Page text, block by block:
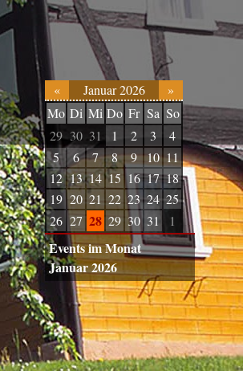
« Januar 2026
»
Mo Di Mi Do Fr Sa So
29 30 31 1 2 3
4
5
6 7 8 9 10 11
12 13 14 15 16 17 18
19 20 21 22 23 24 25
26 27 28 29 30 31 1
Events im Monat
Januar 2026